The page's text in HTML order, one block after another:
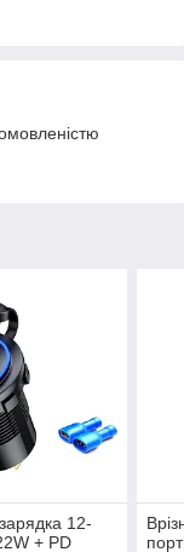
12-
+ PD